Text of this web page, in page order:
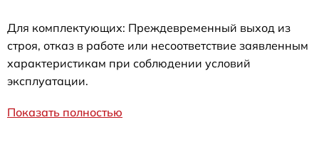
Для комплектующих: Преждевременный выход из
строя, отказ в работе или несоответствие заявленным
характеристикам при соблюдении условий
эксплуатации.
Показать полностью